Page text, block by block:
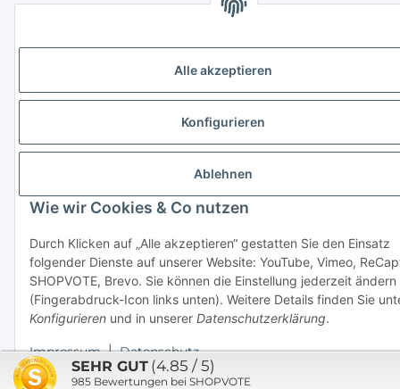
Alle akzeptieren
Konfigurieren
Ablehnen
Wie wir Cookies & Co nutzen
Durch Klicken auf „Alle akzeptieren“ gestatten Sie den Einsatz
folgender Dienste auf unserer Website: YouTube, Vimeo,
SHOPVOTE, Brevo. Sie können die Einstellung jederzeit ändern
(Fingerabdruck-Icon links unten). Weitere Details finden Sie
Konfigurieren und in unserer Datenschutzerklärung.
Impressum | Datenschutz
SEHR GUT (4.85 / 5)
985 Bewertungen bei SHOPVOTE